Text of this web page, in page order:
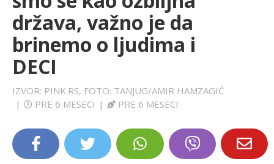
država, važno je da
brinemo o ljudima i
DECI
IZVOR: PINK.RS, FOTO: TANJUG/AMIR HAMZAGIĆ
|
PRE 6 MESECI | PRE 6 MESECI